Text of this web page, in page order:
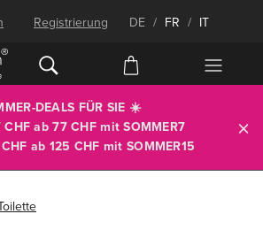
Registrierung DE / FR / IT
DEALS FÜR SIE ☀️
CHF ab 77 CHF mitSOMMER7
ab 125 CHF mit SOMMER15